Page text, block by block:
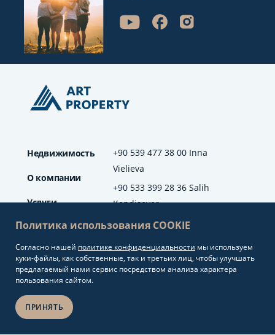
+90 539 477 38 00 Inna
Vielieva
+90 533 399 28 36 Salih
Kendisever
info@artproperty.net
Mahmutlar Mah.
Недвижимость
О компании
Услуги
Отзывы
Блог
Политика использования COOKIE
Согласно нашей политике конфиденциальности мы используем
куки-файлы, как собственные, так и третьих лиц, чтобы улучшать
предлагаемый нами сервис посредством анализа характера
пользования сайтом.
ПРИНЯТЬ